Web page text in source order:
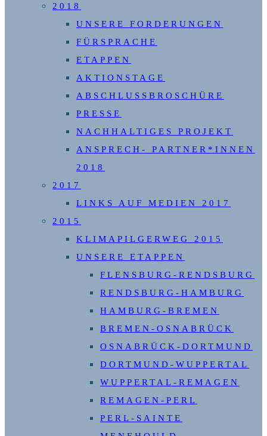
2018
UNSERE FORDERUNGEN
FÜRSPRACHE
ETAPPEN
AKTIONSTAGE
ABSCHLUSSBROSCHÜRE
PRESSE
NACHHALTIGES PROJEKT
ANSPRECH- PARTNER*INNEN
2018
2017
LINKS AUF MEDIEN 2017
2015
KLIMAPILGERWEG 2015
UNSERE ETAPPEN
FLENSBURG-RENDSBURG
RENDSBURG-HAMBURG
HAMBURG-BREMEN
BREMEN-OSNABRÜCK
OSNABRÜCK-DORTMUND
DORTMUND-WUPPERTAL
WUPPERTAL-REMAGEN
REMAGEN-PERL
PERL-SAINTE